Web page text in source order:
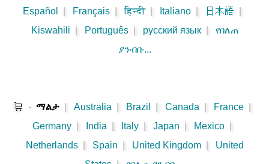
Español
Français हिन्दी Italiano 日本語
Kiswahili
Português русский язык
የበለጠ
ያንብቡ...
🛒 - ማልታ Australia Brazil Canada France
Germany
India Italy Japan Mexico
Netherlands
Spain United Kingdom
United